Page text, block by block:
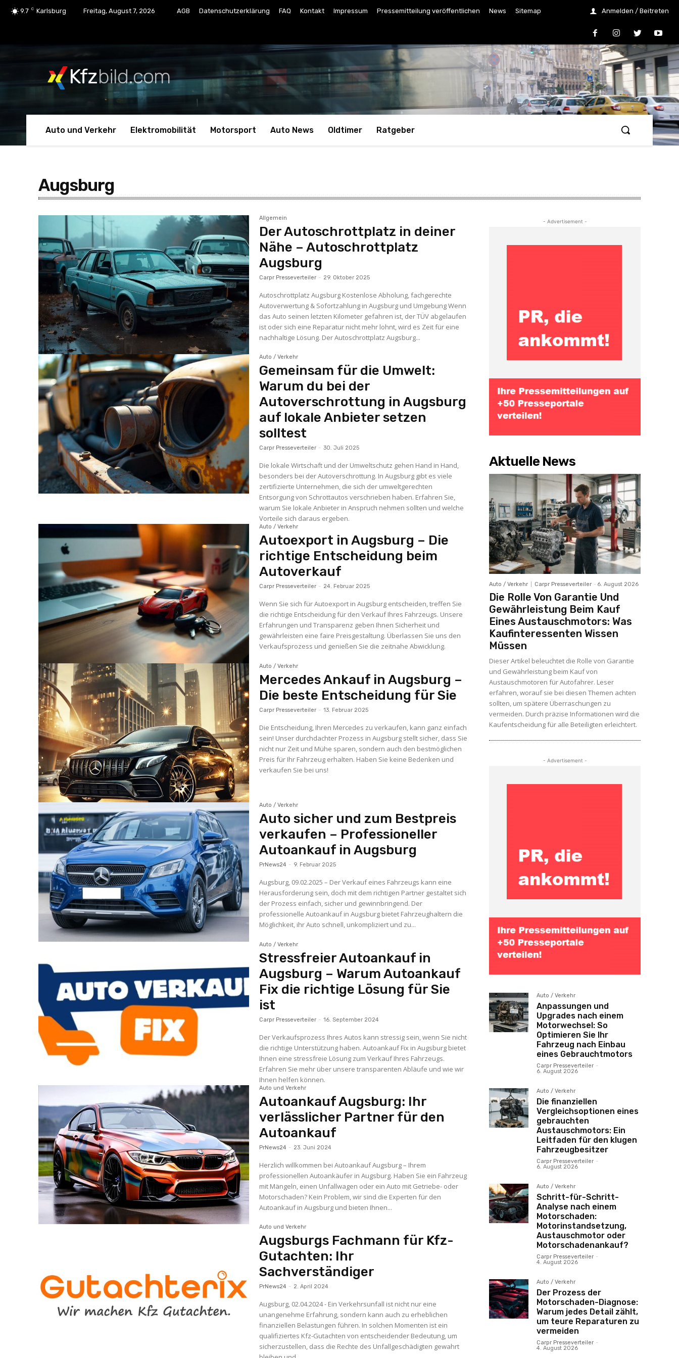
9.7 C Karlsburg Freitag, August 7, 2026 AGB Datenschutzerklärung FAQ Kontakt Impressum Pressemitteilung veröffentlichen News Sitemap Anmelden / Beitreten
Kfzbild.com
Auto und Verkehr Elektromobilität Motorsport Auto News Oldtimer Ratgeber
Augsburg
Allgemein
Der Autoschrottplatz in deiner
Nähe – Autoschrottplatz
Augsburg
Carpr Presseverteiler - 29. Oktober 2025
Autoschrottplatz Augsburg Kostenlose Abholung, fachgerechte
Autoverwertung & Sofortzahlung in Augsburg und Umgebung Wenn
das Auto seinen letzten Kilometer gefahren ist, der TÜV abgelaufen
ist oder sich eine Reparatur nicht mehr lohnt, wird es Zeit für eine
nachhaltige Lösung. Der Autoschrottplatz Augsburg...
Auto / Verkehr
Gemeinsam für die Umwelt:
Warum du bei der
Autoverschrottung in Augsburg
auf lokale Anbieter setzen
solltest
Carpr Presseverteiler - 30. Juli 2025
Die lokale Wirtschaft und der Umweltschutz gehen Hand in Hand,
besonders bei der Autoverschrottung. In Augsburg gibt es viele
zertifizierte Unternehmen, die sich der umweltgerechten
Entsorgung von Schrottautos verschrieben haben. Erfahren Sie,
warum Sie lokale Anbieter in Anspruch nehmen sollten und welche
Vorteile sich daraus ergeben.
Auto / Verkehr
Autoexport in Augsburg – Die
richtige Entscheidung beim
Autoverkauf
Carpr Presseverteiler - 24. Februar 2025
Wenn Sie sich für Autoexport in Augsburg entscheiden, treffen Sie
die richtige Entscheidung für den Verkauf Ihres Fahrzeugs. Unsere
Erfahrungen und Transparenz geben Ihnen Sicherheit und
gewährleisten eine faire Preisgestaltung. Überlassen Sie uns den
Verkaufsprozess und genießen Sie die zeitnahe Abwicklung.
Auto / Verkehr
Mercedes Ankauf in Augsburg –
Die beste Entscheidung für Sie
Carpr Presseverteiler - 13. Februar 2025
Die Entscheidung, Ihren Mercedes zu verkaufen, kann ganz einfach
sein! Unser durchdachter Prozess in Augsburg stellt sicher, dass Sie
nicht nur Zeit und Mühe sparen, sondern auch den bestmöglichen
Preis für Ihr Fahrzeug erhalten. Haben Sie keine Bedenken und
verkaufen Sie bei uns!
Auto / Verkehr
Auto sicher und zum Bestpreis
verkaufen – Professioneller
Autoankauf in Augsburg
PrNews24 - 9. Februar 2025
Augsburg, 09.02.2025 – Der Verkauf eines Fahrzeugs kann eine
Herausforderung sein, doch mit dem richtigen Partner gestaltet sich
der Prozess einfach, sicher und gewinnbringend. Der
professionelle Autoankauf in Augsburg bietet Fahrzeughaltern die
Möglichkeit, ihr Auto schnell, unkompliziert und zu...
Auto / Verkehr
Stressfreier Autoankauf in
Augsburg – Warum Autoankauf
Fix die richtige Lösung für Sie
ist
Carpr Presseverteiler - 16. September 2024
Der Verkaufsprozess Ihres Autos kann stressig sein, wenn Sie nicht
die richtige Unterstützung haben. Autoankauf Fix in Augsburg bietet
Ihnen eine stressfreie Lösung zum Verkauf Ihres Fahrzeugs.
Erfahren Sie mehr über unsere transparenten Abläufe und wie wir
Ihnen helfen können.
Auto und Verkehr
Autoankauf Augsburg: Ihr
verlässlicher Partner für den
Autoankauf
PrNews24 - 23. Juni 2024
Herzlich willkommen bei Autoankauf Augsburg – Ihrem
professionellen Autoankäufer in Augsburg. Haben Sie ein Fahrzeug
mit Mängeln, einen Unfallwagen oder ein Auto mit Getriebe- oder
Motorschaden? Kein Problem, wir sind die Experten für den
Autoankauf in Augsburg und bieten Ihnen...
Auto und Verkehr
Augsburgs Fachmann für Kfz-
Gutachten: Ihr
Sachverständiger
PrNews24 - 2. April 2024
Augsburg, 02.04.2024 - Ein Verkehrsunfall ist nicht nur eine
unangenehme Erfahrung, sondern kann auch zu erheblichen
finanziellen Belastungen führen. In solchen Momenten ist ein
qualifiziertes Kfz-Gutachten von entscheidender Bedeutung, um
sicherzustellen, dass die Rechte des Unfallgeschädigten gewahrt
- Advertisement -
Aktuelle News
Auto / Verkehr Carpr Presseverteiler - 6. August 2026
Die Rolle Von Garantie Und
Gewährleistung Beim Kauf
Eines Austauschmotors: Was
Kaufinteressenten Wissen
Müssen
Dieser Artikel beleuchtet die Rolle von Garantie
und Gewährleistung beim Kauf von
Austauschmotoren für Autofahrer. Leser
erfahren, worauf sie bei diesen Themen achten
sollten, um spätere Überraschungen zu
vermeiden. Durch präzise Informationen wird die
Kaufentscheidung für alle Beteiligten erleichtert.
- Advertisement -
Auto / Verkehr
Anpassungen und
Upgrades nach einem
Motorwechsel: So
Optimieren Sie Ihr
Fahrzeug nach Einbau
eines Gebrauchtmotors
Carpr Presseverteiler -
6. August 2026
Auto / Verkehr
Die finanziellen
Vergleichsoptionen eines
gebrauchten
Austauschmotors: Ein
Leitfaden für den klugen
Fahrzeugbesitzer
Carpr Presseverteiler -
6. August 2026
Auto / Verkehr
Schritt-für-Schritt-
Analyse nach einem
Motorschaden:
Motorinstandsetzung,
Austauschmotor oder
Motorschadenankauf?
Carpr Presseverteiler -
4. August 2026
Auto / Verkehr
Der Prozess der
Motorschaden-Diagnose:
Warum jedes Detail zählt,
um teure Reparaturen zu
vermeiden
Carpr Presseverteiler -
4. August 2026